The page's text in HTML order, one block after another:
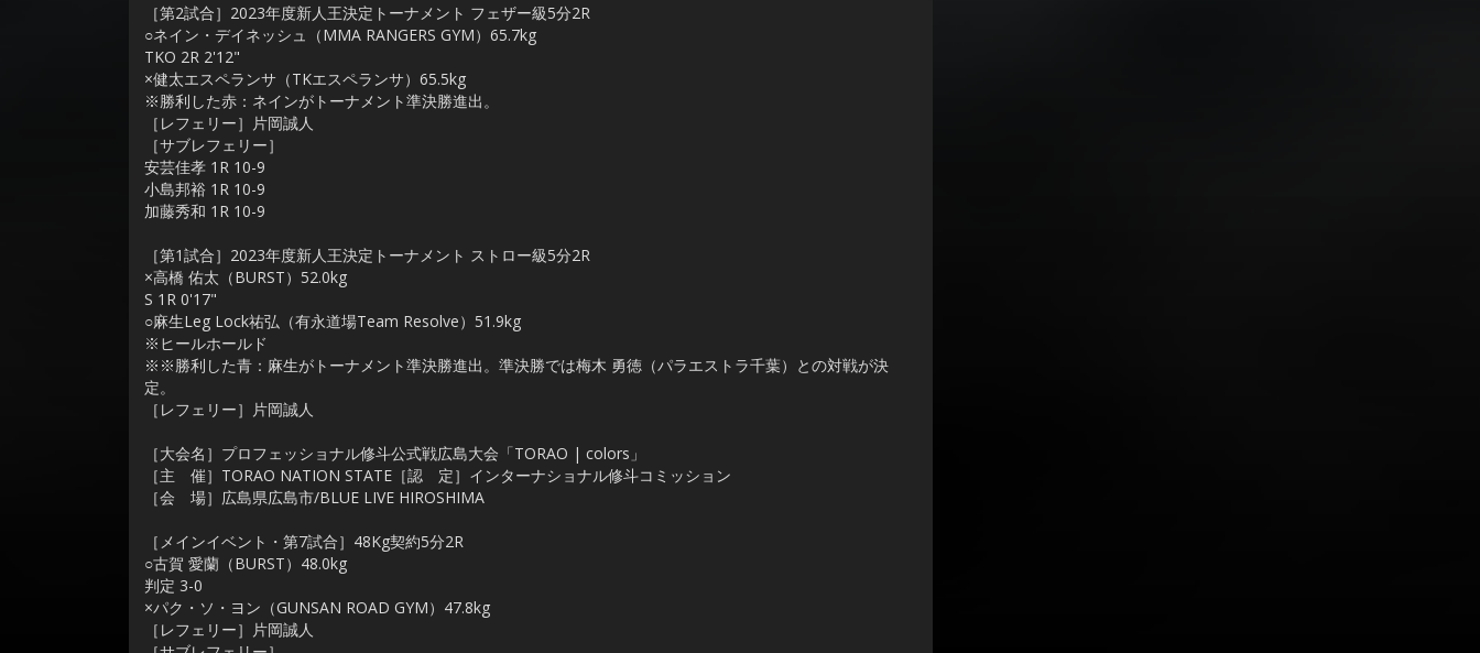
［第2試合］2023年度新人王決定トーナメント フェザー級5分2R
○ネイン・デイネッシュ（MMA RANGERS GYM）65.7kg
TKO 2R 2'12"
×健太エスペランサ（TKエスペランサ）65.5kg
※勝利した赤：ネインがトーナメント準決勝進出。
［レフェリー］片岡誠人
［サブレフェリー］
安芸佳孝 1R 10-9
小島邦裕 1R 10-9
加藤秀和 1R 10-9
［第1試合］2023年度新人王決定トーナメント ストロー級5分2R
×高橋 佑太（BURST）52.0kg
S 1R 0'17"
○麻生Leg Lock祐弘（有永道場Team Resolve）51.9kg
※ヒールホールド
※※勝利した青：麻生がトーナメント準決勝進出。準決勝では梅木 勇徳（パラエストラ千葉）との対戦が決
定。
［レフェリー］片岡誠人
［大会名］プロフェッショナル修斗公式戦広島大会「TORAO | colors」
［主 催］TORAO NATION STATE［認 定］インターナショナル修斗コミッション
［会 場］広島県広島市/BLUE LIVE HIROSHIMA
［メインイベント・第7試合］48Kg契約5分2R
○古賀 愛蘭（BURST）48.0kg
判定 3-0
×パク・ソ・ヨン（GUNSAN ROAD GYM）47.8kg
［レフェリー］片岡誠人